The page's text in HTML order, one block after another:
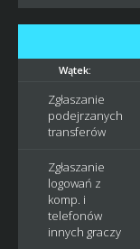
Wątek:
Zgłaszanie
podejrzanych
transferów
Zgłaszanie
logowań z
komp. i
telefonów
innych graczy